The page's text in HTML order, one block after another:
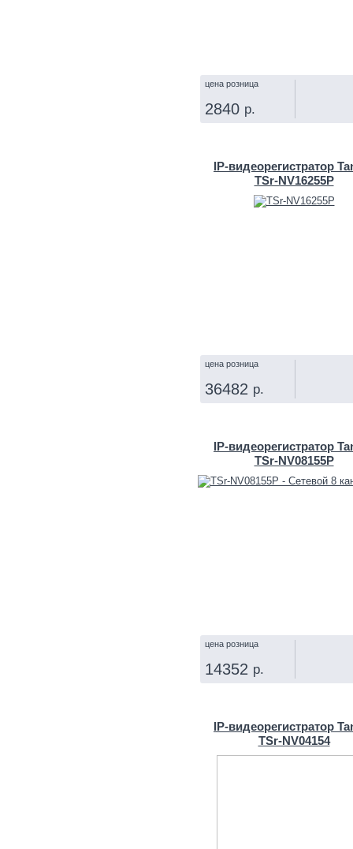
цена розница
2840 р.
IP‑видеорегистратор
TSr-NV16255P
цена розница
36482 р.
IP‑видеорегистратор
TSr-NV08155P
цена розница
14352 р.
IP‑видеорегистратор
TSr-NV04154